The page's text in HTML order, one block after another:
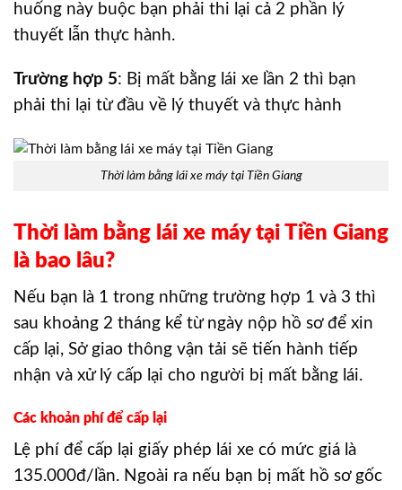
huống này buộc bạn phải thi lại cả 2 phần lý
thuyết lẫn thực hành.
Trường hợp 5: Bị mất bằng lái xe lần 2 thì bạn
phải thi lại từ đầu về lý thuyết và thực hành
Thời làm bằng lái xe máy tại Tiền Giang
Thời làm bằng lái xe máy tại Tiền Giang
là bao lâu?
Nếu bạn là 1 trong những trường hợp 1 và 3 thì
sau khoảng 2 tháng kể từ ngày nộp hồ sơ để xin
cấp lại, Sở giao thông vận tải sẽ tiến hành tiếp
nhận và xử lý cấp lại cho người bị mất bằng lái.
Các khoản phí để cấp lại
Lệ phí để cấp lại giấy phép lái xe có mức giá là
135.000đ/lần. Ngoài ra nếu bạn bị mất hồ sơ gốc